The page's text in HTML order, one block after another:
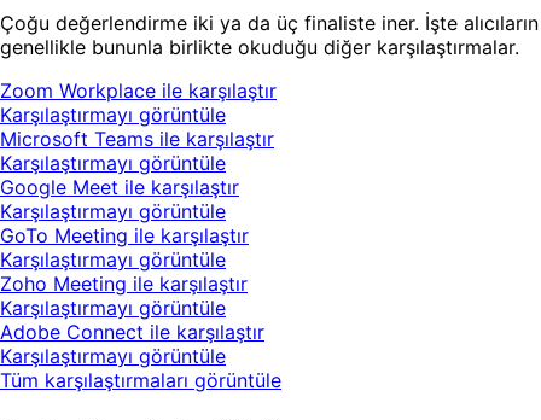
Çoğu değerlendirme iki ya da üç finaliste iner. İşte alıcıların
genellikle bununla birlikte okuduğu diğer karşılaştırmalar.
Zoom Workplace ile karşılaştır
Karşılaştırmayı görüntüle
Microsoft Teams ile karşılaştır
Karşılaştırmayı görüntüle
Google Meet ile karşılaştır
Karşılaştırmayı görüntüle
GoTo Meeting ile karşılaştır
Karşılaştırmayı görüntüle
Zoho Meeting ile karşılaştır
Karşılaştırmayı görüntüle
Adobe Connect ile karşılaştır
Karşılaştırmayı görüntüle
Tüm karşılaştırmaları görüntüle